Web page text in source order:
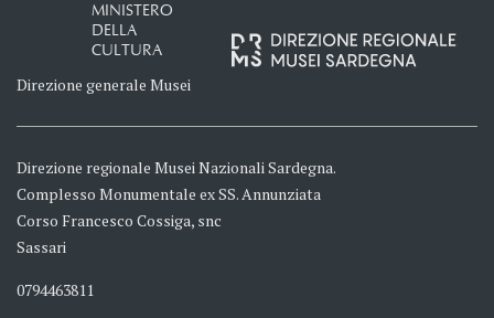
MINISTERO
DELLA
CULTURA
Direzione generale Musei
Direzione regionale Musei Nazionali Sardegna.
Complesso Monumentale ex SS. Annunziata
Corso Francesco Cossiga, snc
Sassari
0794463811